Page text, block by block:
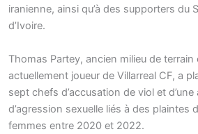
iranienne, ainsi qu’à des supporters du
d’Ivoire.
Thomas Partey, ancien milieu de terrain
actuellement joueur de Villarreal CF, a
sept chefs d’accusation de viol et
d’agression sexuelle liés à des plaintes
femmes entre 2020 et 2022.